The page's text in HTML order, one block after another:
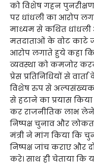
को विशेष गहन
पर धांधली का आरोप
माध्यम से कथित
मतदाताओं के वोट काटे
आरोप लगाते हुये कहा कि
व्यवस्था को कमजोर
प्रेस प्रतिनिधियों से
विशेष रुप से अल्पसंख्यक
से हटाने का प्रयास
कर राजनीतिक लाभ लेने
निष्पक्ष चुनाव और
मंत्री ने मांग किया कि
निष्पक्ष जांच कराए और
करे। साथ ही चेताया कि